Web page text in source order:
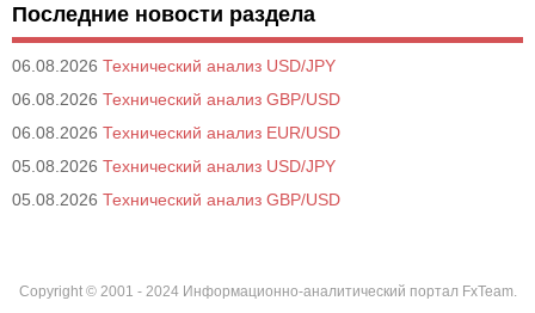
Последние новости раздела
06.08.2026 Технический анализ USD/JPY
06.08.2026 Технический анализ GBP/USD
06.08.2026 Технический анализ EUR/USD
05.08.2026 Технический анализ USD/JPY
05.08.2026 Технический анализ GBP/USD
Copyright © 2001 - 2024 Информационно-аналитический портал FxTeam.